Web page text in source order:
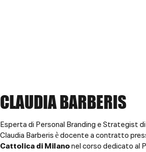
CLAUDIA BARBERIS
Esperta di Personal Branding e Strategist
Claudia Barberis è docente a contratto
Cattolica di Milanonel corso dedicato al